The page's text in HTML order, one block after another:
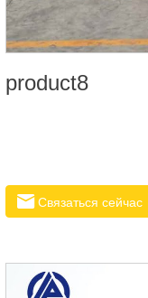
product8
Связаться сейчас